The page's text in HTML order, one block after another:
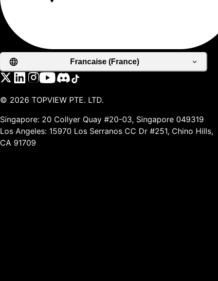
Francaise (France)
© 2026 TOPVIEW PTE. LTD.
Singapore: 20 Collyer Quay #20-03, Singapore 049319
Los Angeles: 15970 Los Serranos CC Dr #251, Chino Hills,
CA 91709